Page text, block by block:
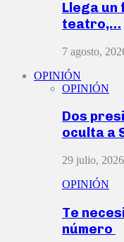
Llega un
teatro,…
7 agosto,
OPINIÓN
OPINIÓN
Dos
oculta a
29 julio, 2026
OPINIÓN
Te
número